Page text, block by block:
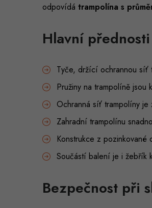
odpovídá trampolína s
Hlavní
Tyče, držící ochrannou síť
Pružiny na trampolíně
Ochranná síť trampolíny je
Zahradní trampolínu
Konstrukce z
Součástí balení je i žebřík
Bezpečnost při